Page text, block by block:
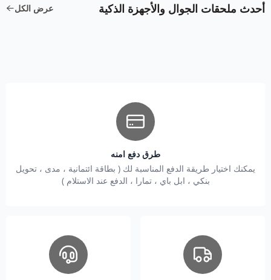
أحدث ملحقات الجوال والأجهزة الذكية عرض الكل
طرق دفع امنه
يمكنك اختيار طريقة الدفع المناسبة لك ( بطاقة ائتمانية ، مدى ، تحويل
بنكي ، ابل باي ، تمارا ، الدفع عند الاستلام )